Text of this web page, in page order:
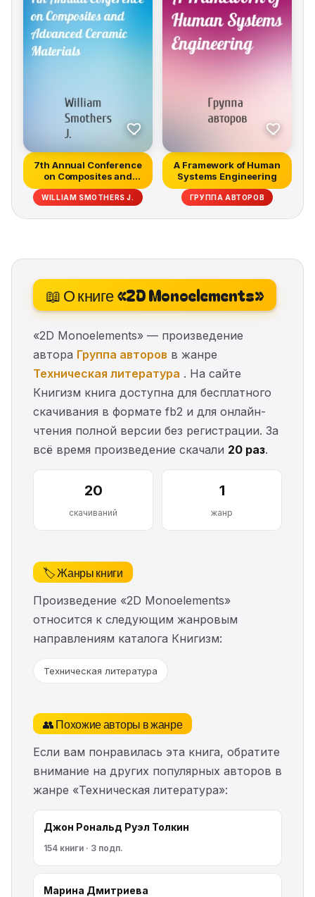
7th Annual Conference
on Composites and
Advanced C...
WILLIAM SMOTHERS J.
A Framework of Human
Systems Engineering
ГРУППА АВТОРОВ
📖 О книге «2D Monoelements»
«2D Monoelements» — произведение
автора Группа авторов в жанре
Техническая литература . На сайте
Книгизм книга доступна для бесплатного
скачивания в формате fb2 и для онлайн-
чтения полной версии без регистрации. За
всё время произведение скачали 20 раз.
20
скачиваний
1
жанр
🏷️ Жанры книги
Произведение «2D Monoelements»
относится к следующим жанровым
направлениям каталога Книгизм:
Техническая литература
👥 Похожие авторы в жанре
Если вам понравилась эта книга, обратите
внимание на других популярных авторов в
жанре «Техническая литература»:
Джон Рональд Руэл Толкин
154 книги · 3 подп.
Марина Дмитриева